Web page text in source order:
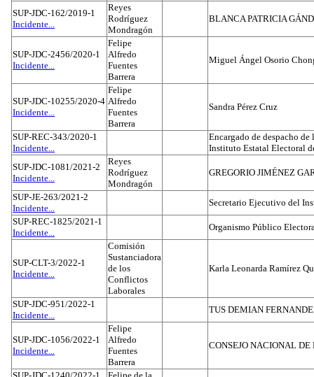
SUP-JDC-162/2019-1
Incidente...
Reyes
Rodríguez
Mondragón
BLANCA PATRICIA
SUP-JDC-2456/2020-1
Incidente...
Felipe
Alfredo
Fuentes
Barrera
Miguel Ángel Osorio
SUP-JDC-10255/2020-4
Incidente...
Felipe
Alfredo
Fuentes
Barrera
Sandra Pérez Cruz
SUP-REC-343/2020-1
Incidente...
Encargado de despacho
Instituto Estatal Electoral
SUP-JDC-1081/2021-2
Incidente...
Reyes
Rodríguez
Mondragón
GREGORIO JIMÉNEZ
SUP-JE-263/2021-2
Incidente...
Secretario Ejecutivo del
SUP-REC-1825/2021-1
Incidente...
Organismo Público
SUP-CLT-3/2022-1
Incidente...
Comisión
Sustanciadora
de los
Conflictos
Laborales
Karla Leonarda Ramírez
SUP-JDC-951/2022-1
Incidente...
TUS DEMIAN
SUP-JDC-1056/2022-1
Incidente...
Felipe
Alfredo
Fuentes
Barrera
CONSEJO NACIONAL